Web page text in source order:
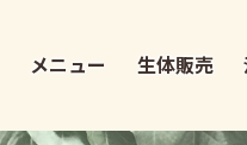
メニュー 生体販売